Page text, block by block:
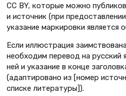
СС BY, которые можно
и источник (при
указание маркировки является
Если иллюстрация
необходим перевод на русский
ней и указание в конце
(адаптировано из [номер
списке литературы]).